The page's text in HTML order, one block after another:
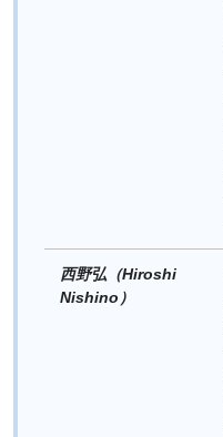
西野弘（Hiroshi
Nishino）